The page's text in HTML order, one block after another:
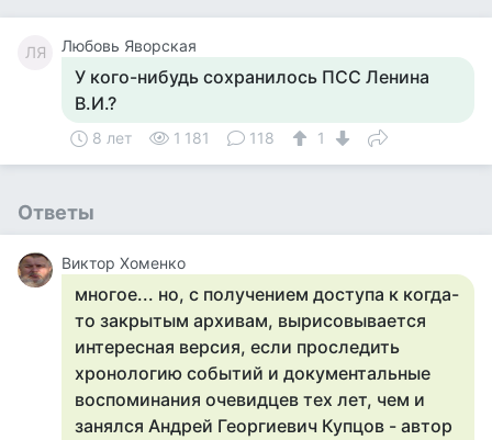
ЛЯ Любовь Яворская
У кого-нибудь сохранилось ПСС Ленина
В.И.?
8 лет 1 181 118 1
Ответы
Виктор Хоменко
многое... но, с получением доступа к когда-
то закрытым архивам, вырисовывается
интересная версия, если проследить
хронологию событий и документальные
воспоминания очевидцев тех лет, чем и
занялся Андрей Георгиевич Купцов - автор